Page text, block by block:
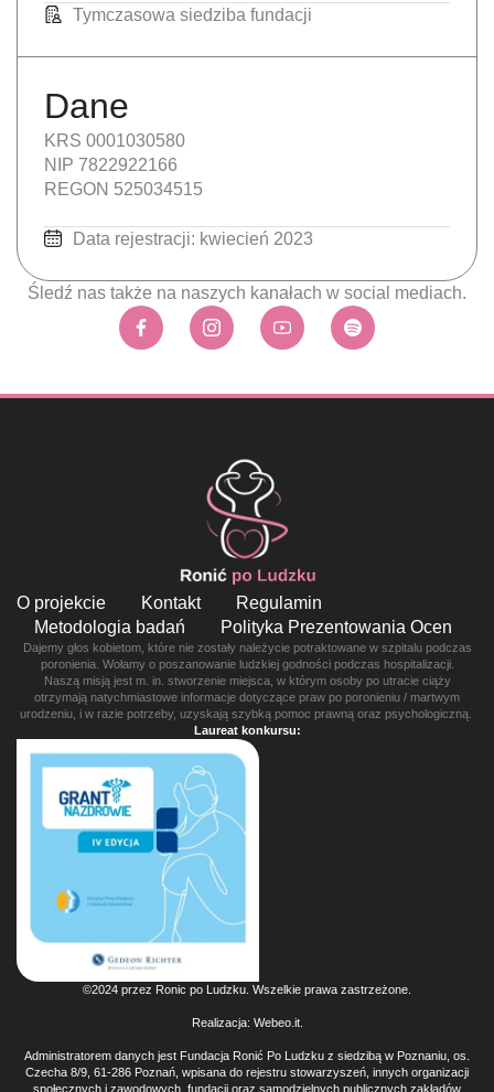
Tymczasowa siedziba fundacji
Dane
KRS 0001030580
NIP 7822922166
REGON 525034515
Data rejestracji: kwiecień 2023
Śledź nas także na naszych kanałach w social mediach.
O projekcie Kontakt
Regulamin
Metodologia badań
Polityka Prezentowania Ocen
Dajemy głos kobietom, które nie zostały należycie potraktowane w szpitalu podczas
poronienia. Wołamy o poszanowanie ludzkiej godności podczas hospitalizacji.
Naszą misją jest m. in. stworzenie miejsca, w którym osoby po utracie ciąży
otrzymają natychmiastowe informacje dotyczące praw po poronieniu / martwym
urodzeniu, i w razie potrzeby, uzyskają szybką pomoc prawną oraz psychologiczną.
Laureat konkursu:
©2024 przez Ronic po Ludzku. Wszelkie prawa zastrzeżone.
Realizacja: Webeo.it.
Administratorem danych jest Fundacja Ronić Po Ludzku z siedzibą w Poznaniu, os.
Czecha 8/9, 61-286 Poznań, wpisana do rejestru stowarzyszeń, innych organizacji
społecznych i zawodowych, fundacji oraz samodzielnych publicznych zakładów